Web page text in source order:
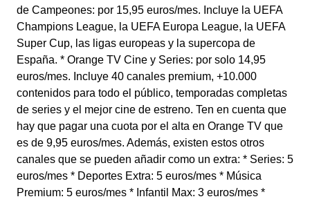
de Campeones: por 15,95 euros/mes. Incluye la UEFA
Champions League, la UEFA Europa League, la UEFA
Super Cup, las ligas europeas y la supercopa de
España. * Orange TV Cine y Series: por solo 14,95
euros/mes. Incluye 40 canales premium, +10.000
contenidos para todo el público, temporadas completas
de series y el mejor cine de estreno. Ten en cuenta que
hay que pagar una cuota por el alta en Orange TV que
es de 9,95 euros/mes. Además, existen estos otros
canales que se pueden añadir como un extra: * Series: 5
euros/mes * Deportes Extra: 5 euros/mes * Música
Premium: 5 euros/mes * Infantil Max: 3 euros/mes *